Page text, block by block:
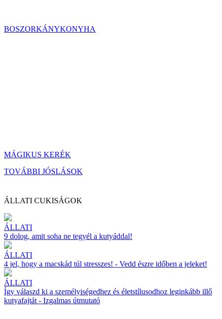
BOSZORKÁNYKONYHA
MÁGIKUS KERÉK
TOVÁBBI JÓSLÁSOK
ÁLLATI CUKISÁGOK
ÁLLATI
9 dolog, amit soha ne tegyél a kutyáddal!
ÁLLATI
4 jel, hogy a macskád túl stresszes! - Vedd észre időben a jeleket!
ÁLLATI
Így válaszd ki a személyiségedhez és életstílusodhoz leginkább illő
kutyafajtát - Izgalmas útmutató